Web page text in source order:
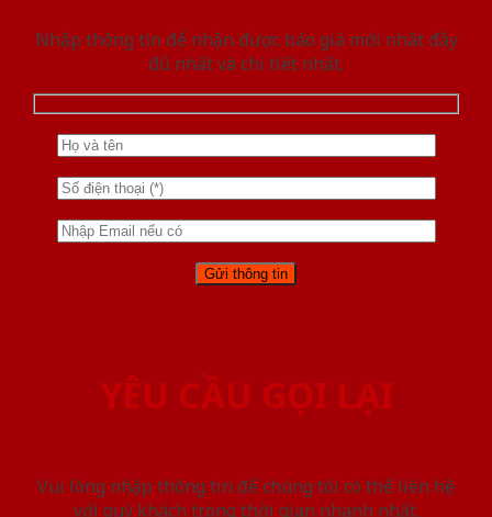
Nhập thông tin để nhận được báo giá mới nhât đầy
đủ nhất và chi tiết nhất.
YÊU CẦU GỌI LẠI
Vui lòng nhập thông tin để chúng tôi có thể liên hệ
với quý khách trong thời gian nhanh nhất.